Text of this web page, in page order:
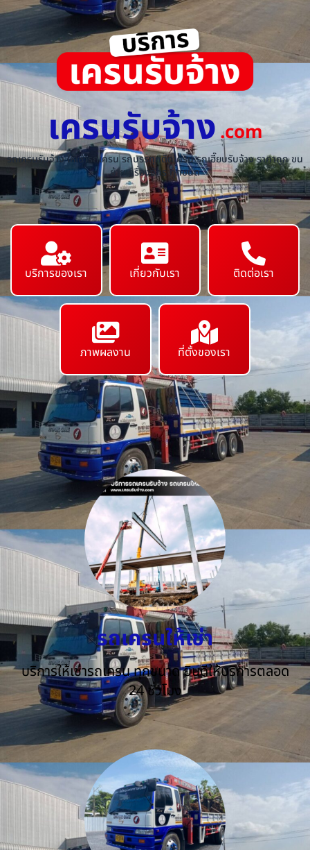
เครนรับจ้าง.com
รถเครนรับจ้าง ให้เช่ารถเครน รถบรรทุกติดเครน รถเฮี๊ยบรับจ้าง ราคาถูก ขน
ย้ายเครื่องจักร ทุกชนิด
บริการของเรา เกี่ยวกับเรา ติดต่อเรา
ภาพผลงาน ที่ตั้งของเรา
รถเครนให้เช่า
บริการให้เช่ารถเครน ทุกขนาด ยินดีให้บริการตลอด
24 ชั่วโมง